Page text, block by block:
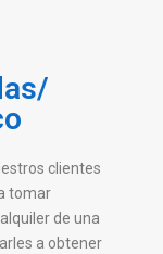
clientes
tomar
de una
a obtener